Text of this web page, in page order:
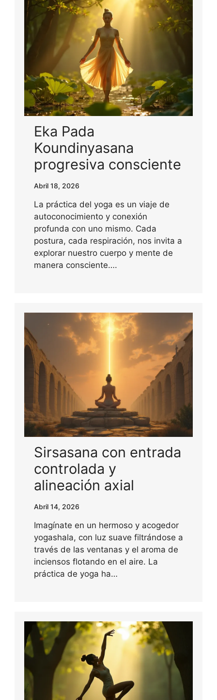
Eka Pada
Koundinyasana
progresiva consciente
Abril 18, 2026
La práctica del yoga es un viaje de
autoconocimiento y conexión
profunda con uno mismo. Cada
postura, cada respiración, nos invita a
explorar nuestro cuerpo y mente de
manera consciente….
Sirsasana con entrada
controlada y
alineación axial
Abril 14, 2026
Imagínate en un hermoso y acogedor
yogashala, con luz suave filtrándose a
través de las ventanas y el aroma de
inciensos flotando en el aire. La
práctica de yoga ha…